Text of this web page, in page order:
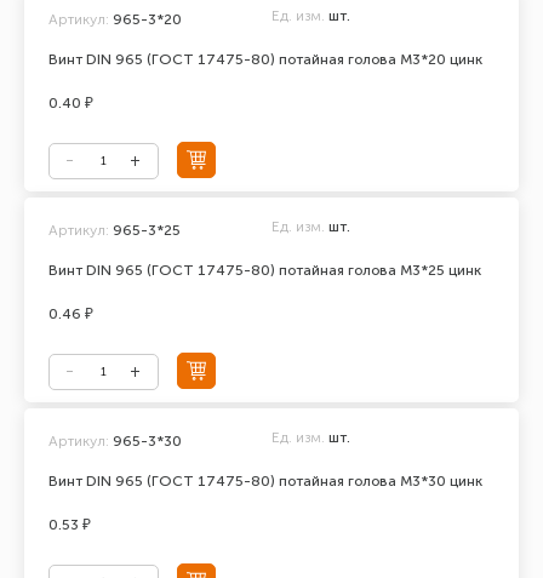
Винт DIN 965 (ГОСТ 17475-80) потайная голова М3*20 цинк
Артикул: 965-3*20 Ед. изм. шт.
0.40 ₽
Винт DIN 965 (ГОСТ 17475-80) потайная голова М3*25 цинк
Артикул: 965-3*25 Ед. изм. шт.
0.46 ₽
Винт DIN 965 (ГОСТ 17475-80) потайная голова М3*30 цинк
Артикул: 965-3*30 Ед. изм. шт.
0.53 ₽